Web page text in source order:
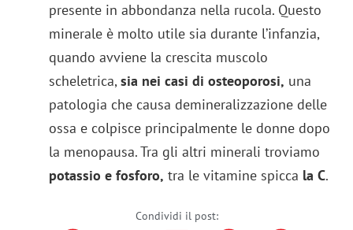
presente in abbondanza nella rucola. Questo
minerale è molto utile sia durante l’infanzia,
quando avviene la crescita muscolo
scheletrica,sia nei casi di osteoporosi, una
patologia che causa demineralizzazione delle
ossa e colpisce principalmente le donne dopo
la menopausa. Tra gli altri minerali troviamo
potassio e fosforo, tra le vitamine spicca la C.
Condividi il post: